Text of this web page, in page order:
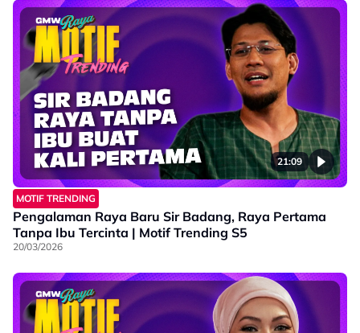
21:09
MOTIF TRENDING
Pengalaman Raya Baru Sir Badang, Raya Pertama
Tanpa Ibu Tercinta | Motif Trending S5
20/03/2026